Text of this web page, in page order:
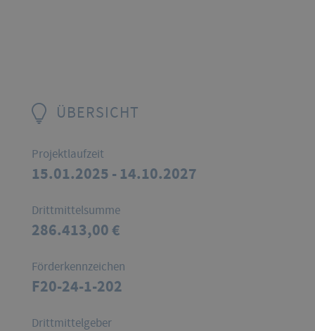
ÜBERSICHT
Projektlaufzeit
15.01.2025 - 14.10.2027
Drittmittelsumme
286.413,00 €
Förderkennzeichen
F20-24-1-202
Drittmittelgeber